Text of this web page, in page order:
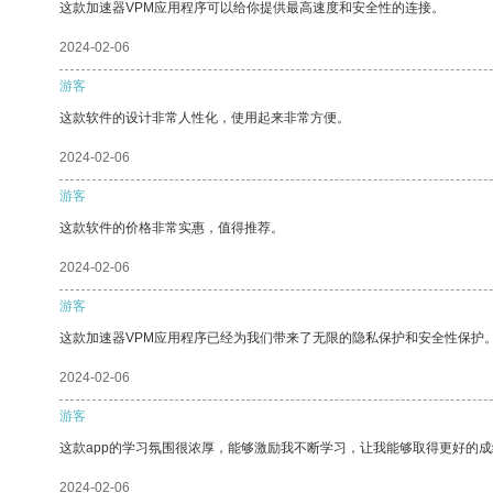
这款加速器VPM应用程序可以给你提供最高速度和安全性的连接。
2024-02-06
游客
这款软件的设计非常人性化，使用起来非常方便。
2024-02-06
游客
这款软件的价格非常实惠，值得推荐。
2024-02-06
游客
这款加速器VPM应用程序已经为我们带来了无限的隐私保护和安全性保护
2024-02-06
游客
这款app的学习氛围很浓厚，能够激励我不断学习，让我能够取得更好的
2024-02-06